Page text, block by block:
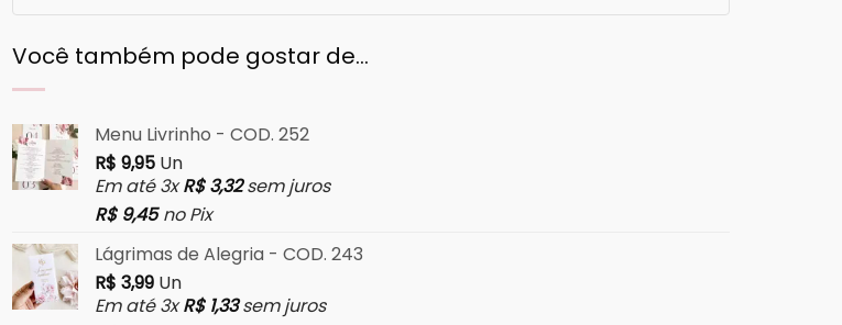
Você também pode gostar de…
Menu Livrinho - COD. 252
R$ 9,95Un
Em até 3xR$3,32sem juros
R$9,45 no Pix
Lágrimas de Alegria - COD. 243
R$ 3,99Un
Em até 3xR$1,33sem juros